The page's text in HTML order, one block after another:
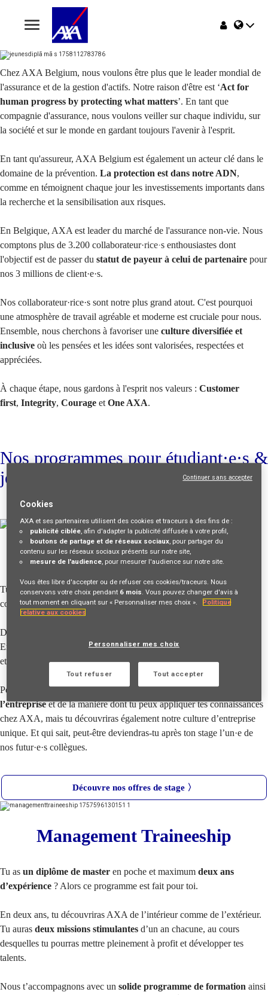
Toggle
navigation
Home
Offres
Pourquoi AXA Belgium
Événements
Chez AXA Belgium, nous voulons être plus que le leader mondial de
l'assurance et de la gestion d'actifs. Notre raison d'être est ‘Act for
human progress by protecting what matters’. En tant que
compagnie d'assurance, nous voulons veiller sur chaque individu, sur
la société et sur le monde en gardant toujours l'avenir à l'esprit.
En tant qu'assureur, AXA Belgium est également un acteur clé dans le
domaine de la prévention. La protection est dans notre ADN,
comme en témoignent chaque jour les investissements importants dans
la recherche et la sensibilisation aux risques.
En Belgique, AXA est leader du marché de l'assurance non-vie. Nous
comptons plus de 3.200 collaborateur·rice·s enthousiastes dont
l'objectif est de passer du statut de payeur à celui de partenaire pour
nos 3 millions de client·e·s.
Nos collaborateur·rice·s sont notre plus grand atout. C'est pourquoi
une atmosphère de travail agréable et moderne est cruciale pour nous.
Ensemble, nous cherchons à favoriser une culture diversifiée et
inclusive où les pensées et les idées sont valorisées, respectées et
appréciées.
À chaque étape, nous gardons à l'esprit nos valeurs : Customer
first, Integrity, Courage et One AXA.
Nos programmes pour étudiant·e·s &
jeunes diplômé·e·s
Stage
Tu es encore étudiant·e mais motivé·e à mettre en pratique tes
connaissances théoriques ?
Découvre alors la large offre de stages chez AXA Belgium !
Ensemble, nous chercherons le match idéal en fonction de tes intérêts
et de tes talents.
Pendant ton stage, tu auras non seulementun aperçu du monde de
l’entrepriseet de la manière dont tu peux appliquer tes connaissances
chez AXA, mais tu découvriras également notre culture d’entreprise
unique. Et qui sait, peut-être deviendras-tu après ton stage l’un·e de
nos futur·e·s collègues.
Découvre nos offres de stage 〉
Management Traineeship
Tu as un diplôme de master en poche et maximum deux ans
d’expérience ? Alors ce programme est fait pour toi.
En deux ans, tu découvriras AXA de l’intérieur comme de l’extérieur.
Tu auras deux missions stimulantes d’un an chacune, au cours
desquelles tu pourras mettre pleinement à profit et développer tes
talents.
Nous t’accompagnons avec un solide programme de formation ainsi
Cookies
AXA et ses partenaires utilisent des cookies et traceurs à des fins de :
publicité ciblée, afin d'adapter la publicité diffusée à votre profil,
boutons de partage et de réseaux sociaux, pour partager du
contenu sur les réseaux sociaux présents sur notre site,
mesure de l'audience, pour mesurer l'audience sur notre site.
Vous êtes libre d'accepter ou de refuser ces cookies/traceurs. Nous
conservons votre choix pendant 6 mois . Vous pouvez changer d'avis à
tout moment en cliquant sur « Personnaliser mes choix ».
Politique
relative aux cookies
Personnaliser mes choix
Tout refuser Tout accepter
Continuer sans accepter